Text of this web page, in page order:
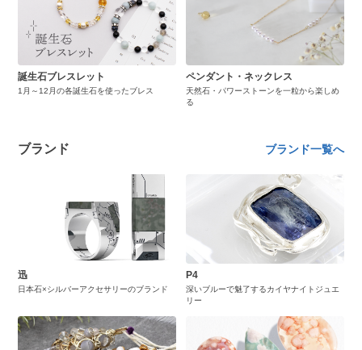
誕生石ブレスレット
1月～12月の各誕生石を使ったブレス
ペンダント・ネックレス
天然石・パワーストーンを一粒から楽しめ
る
ブランド ブランド一覧へ
迅
日本石×シルバーアクセサリーのブランド
P4
深いブルーで魅了するカイヤナイトジュエ
リー